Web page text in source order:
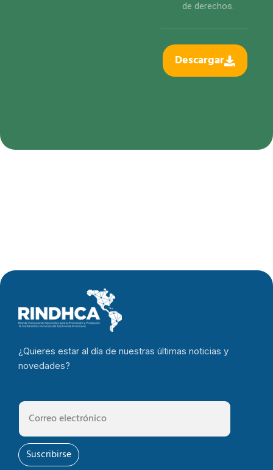
de derechos.
Descargar
¿Quieres estar al día de nuestras últimas noticias y
novedades?
Suscribirse